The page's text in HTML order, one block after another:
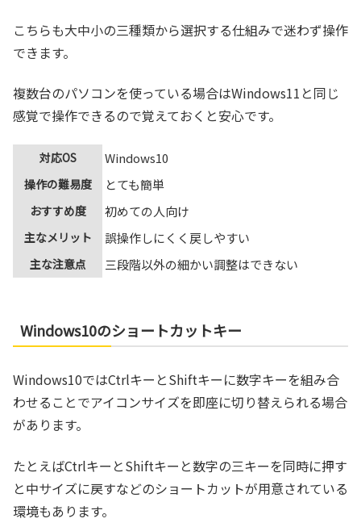
こちらも大中小の三種類から選択する仕組みで迷わず操作
できます。
複数台のパソコンを使っている場合はWindows11と同じ
感覚で操作できるので覚えておくと安心です。
対応OS Windows10
操作の難易度 とても簡単
おすすめ度 初めての人向け
主なメリット 誤操作しにくく戻しやすい
主な注意点 三段階以外の細かい調整はできない
Windows10のショートカットキー
Windows10ではCtrlキーとShiftキーに数字キーを組み合
わせることでアイコンサイズを即座に切り替えられる場合
があります。
たとえばCtrlキーとShiftキーと数字の三キーを同時に押す
と中サイズに戻すなどのショートカットが用意されている
環境もあります。